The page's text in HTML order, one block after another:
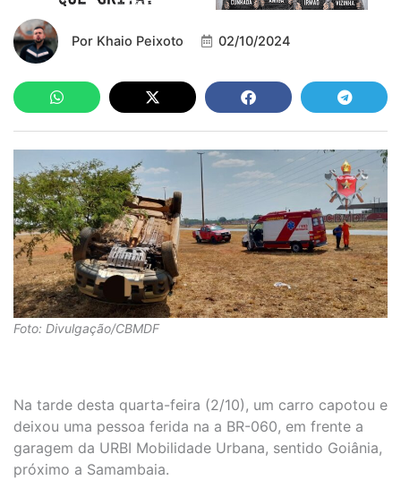
Por Khaio Peixoto 02/10/2024
Foto: Divulgação/CBMDF
Na tarde desta quarta-feira (2/10), um carro capotou e
deixou uma pessoa ferida na a BR-060, em frente a
garagem da URBI Mobilidade Urbana, sentido Goiânia,
próximo a Samambaia.